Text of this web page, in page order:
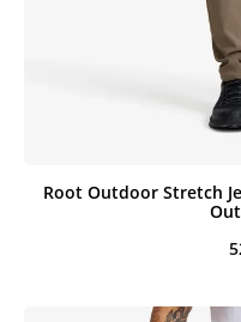
Root Outdoor Stretch